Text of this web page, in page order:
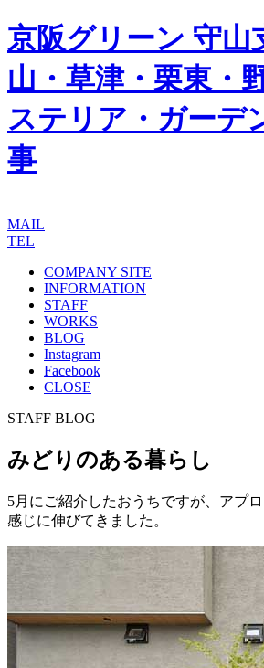
京阪グリーン 守山
山・草津・栗東・
ステリア・ガーデ
事
MAIL
TEL
COMPANY SITE
INFORMATION
STAFF
WORKS
BLOG
Instagram
Facebook
CLOSE
STAFF BLOG
みどりのある暮らし
5月にご紹介したおうちですが、アプ
感じに伸びてきました。